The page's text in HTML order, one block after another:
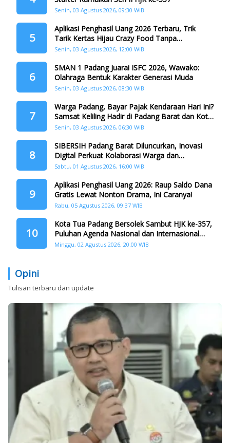
Senin, 03 Agustus 2026, 09:30 WIB
5
Aplikasi Penghasil Uang 2026 Terbaru, Trik
Tarik Kertas Hijau Crazy Food Tanpa
Penggandaan
Senin, 03 Agustus 2026, 12:00 WIB
6
SMAN 1 Padang Juarai ISFC 2026, Wawako:
Olahraga Bentuk Karakter Generasi Muda
Senin, 03 Agustus 2026, 08:30 WIB
7
Warga Padang, Bayar Pajak Kendaraan Hari Ini?
Samsat Keliling Hadir di Padang Barat dan Koto
Tangah
Senin, 03 Agustus 2026, 06:30 WIB
8
SIBERSIH Padang Barat Diluncurkan, Inovasi
Digital Perkuat Kolaborasi Warga dan
Pemerintah Atasi Persampahan
Sabtu, 01 Agustus 2026, 16:00 WIB
9
Aplikasi Penghasil Uang 2026: Raup Saldo Dana
Gratis Lewat Nonton Drama, Ini Caranya!
Rabu, 05 Agustus 2026, 09:37 WIB
10
Kota Tua Padang Bersolek Sambut HJK ke-357,
Puluhan Agenda Nasional dan Internasional
Siap Digelar
Minggu, 02 Agustus 2026, 20:00 WIB
Opini
Tulisan terbaru dan update